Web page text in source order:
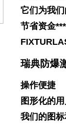
它们为我
节省资金
瑞典防爆
操作便捷
图形化的
我们的图